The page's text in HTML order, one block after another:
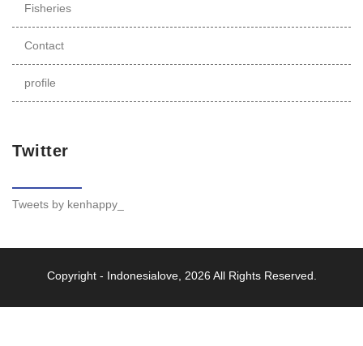
Fisheries
Contact
profile
Twitter
Tweets by kenhappy_
Copyright - Indonesialove, 2026 All Rights Reserved.